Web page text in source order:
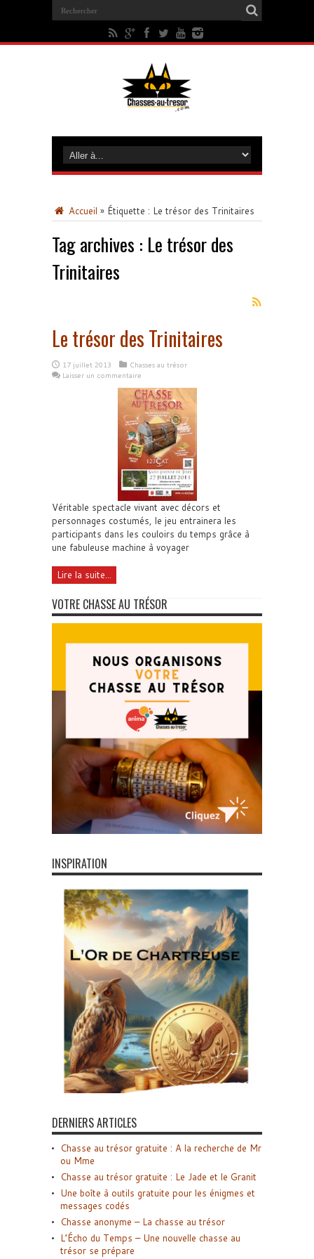
Accueil » Étiquette : Le trésor des Trinitaires
Tag archives : Le trésor des
Trinitaires
Le trésor des Trinitaires
17 juillet 2013
Chasses au trésor
Laisser un commentaire
Véritable spectacle vivant avec décors et
personnages costumés, le jeu entrainera les
participants dans les couloirs du temps grâce à
une fabuleuse machine à voyager
Lire la suite...
VOTRE CHASSE AU TRÉSOR
INSPIRATION
DERNIERS ARTICLES
Chasse au trésor gratuite : A la recherche de Mr
ou Mme
Chasse au trésor gratuite : Le Jade et le Granit
Une boîte à outils gratuite pour les énigmes et
messages codés
Chasse anonyme – La chasse au trésor
L’Écho du Temps – Une nouvelle chasse au
trésor se prépare